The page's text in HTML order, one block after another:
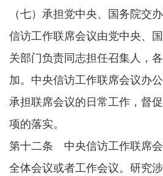
（七）承担党中央、国务院交
信访工作联席会议由党中央、
关部门负责同志担任召集人，
加。中央信访工作联席会议办
承担联席会议的日常工作，督
项的落实。
第十二条 中央信访工作联席
全体会议或者工作会议。研究